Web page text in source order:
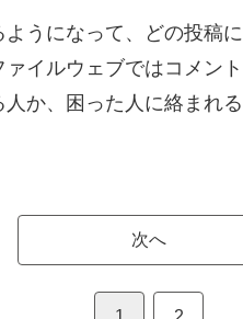
うになって、どの投稿
イルウェブではコメン
か、困った人に絡まれ
次へ